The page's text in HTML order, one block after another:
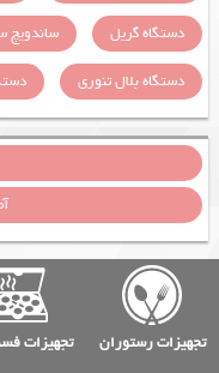
دستگاه گریل
ساندویچ
دستگاه بلال تنوری
تجهیزات رستوران تجهیزات